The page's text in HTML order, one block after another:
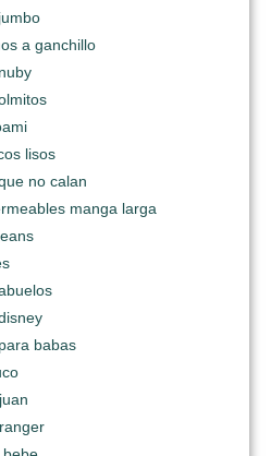
a ganchillo
lisos
no calan
manga larga
babas